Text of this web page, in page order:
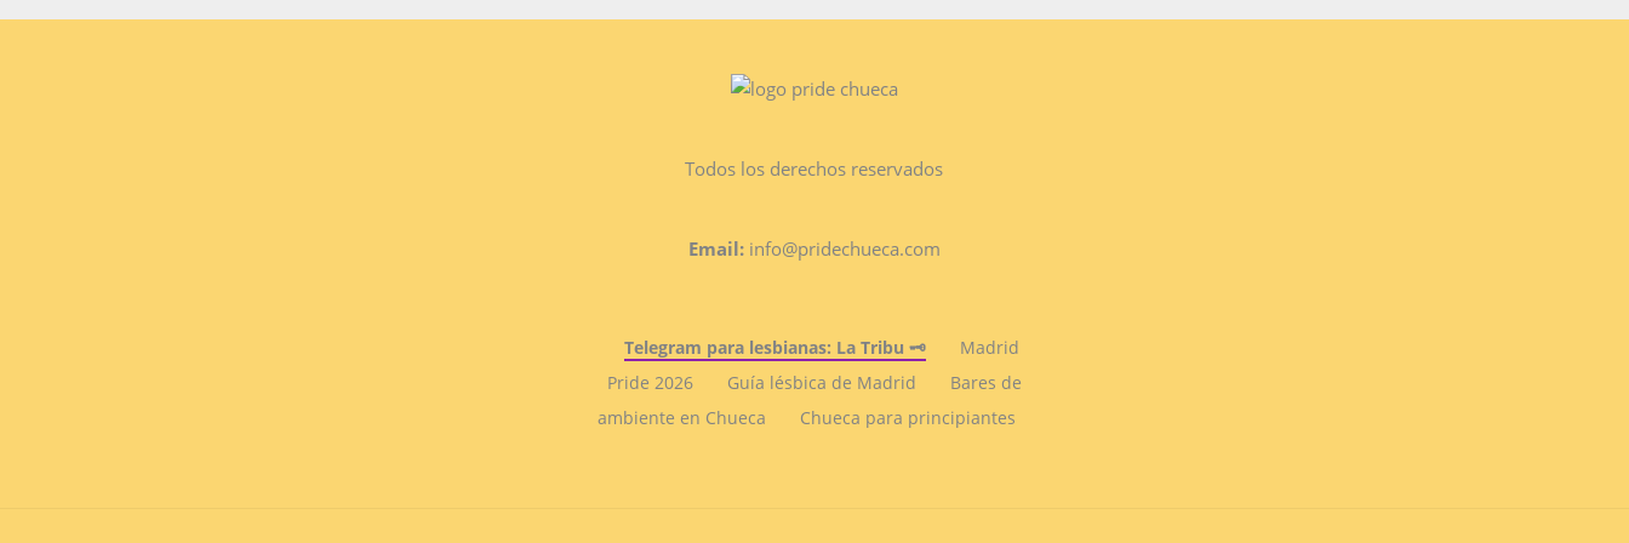
Todos los derechos reservados
Email:info@pridechueca.com
Telegram para lesbianas: La Tribu 🗝️
Madrid
Pride 2026
Guía lésbica de Madrid
Bares de
ambiente en Chueca
Chueca para principiantes